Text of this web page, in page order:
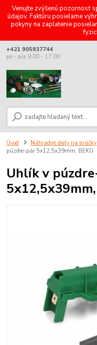
Venujte zvýšenú pozornosť
údajov. Faktúru posielame
pokyny na zaplatenie
+421 905937744
po - pia 9:00 - 17:00
Úvod Náhradné diely na práčky
púzdre-pár 5x12,5x39mm, BEKO
Uhlík v